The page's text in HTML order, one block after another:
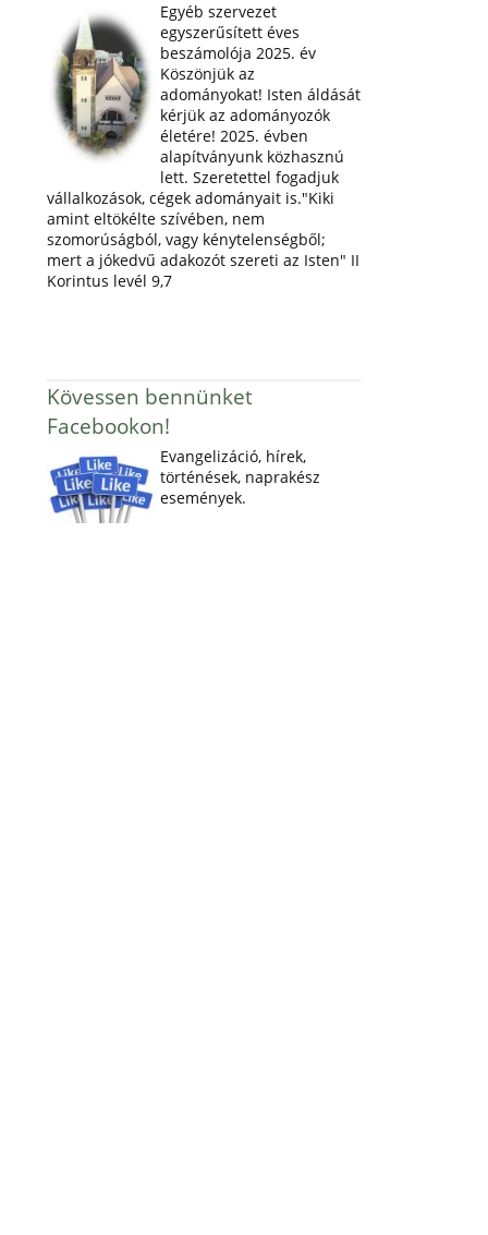
Egyéb szervezet
egyszerűsített éves
beszámolója 2025. év
Köszönjük az
adományokat! Isten áldását
kérjük az adományozók
életére! 2025. évben
alapítványunk közhasznú
lett. Szeretettel fogadjuk
vállalkozások, cégek adományait is."Kiki
amint eltökélte szívében, nem
szomorúságból, vagy kénytelenségből;
mert a jókedvű adakozót szereti az Isten" II
Korintus levél 9,7
Kövessen bennünket
Facebookon!
Evangelizáció, hírek,
történések, naprakész
események.